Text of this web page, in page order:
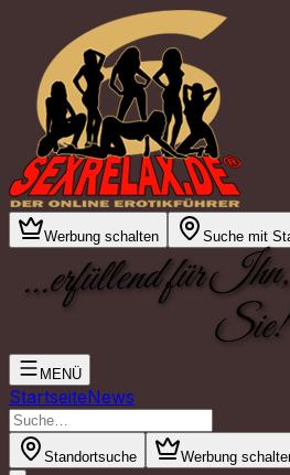
Werbung schalten Suche mit
...erfüllend für
Sie!
MENÜ
StartseiteNews
Standortsuche Werbung